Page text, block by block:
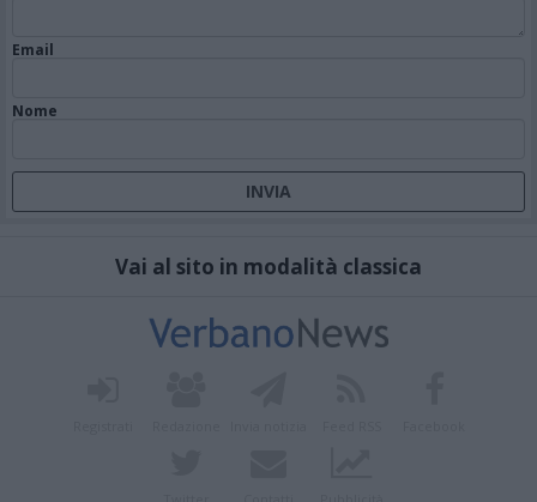
Email
Nome
Vai al sito in modalità classica